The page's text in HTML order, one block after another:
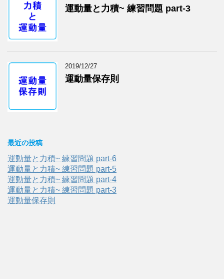
運動量と力積~ 練習問題 part-3
2019/12/27
運動量保存則
最近の投稿
運動量と力積~ 練習問題 part-6
運動量と力積~ 練習問題 part-5
運動量と力積~ 練習問題 part-4
運動量と力積~ 練習問題 part-3
運動量保存則